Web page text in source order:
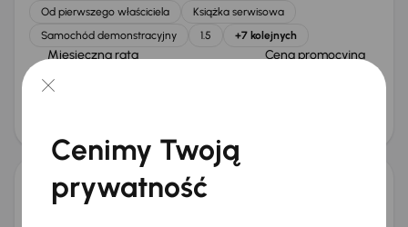
Od pierwszego właściciela
Książka serwisowa
Samochód demonstracyjny
1.5 +7 kolejnych
Miesięczna rata Cena promocyjna
MG 3
Cenimy Twoją
prywatność